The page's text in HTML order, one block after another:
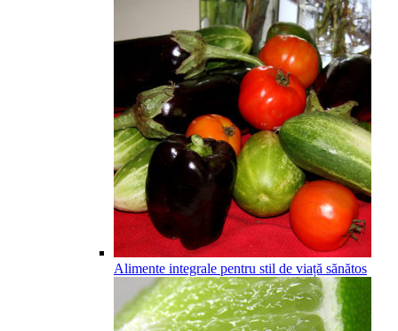
Alimente integrale pentru stil de viață sănătos